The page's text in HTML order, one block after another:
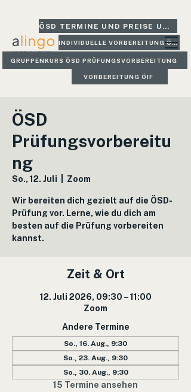
ÖSD TERMINE UND PREISE UND GLEICH BUCHEN
INDIVIDUELLE VORBEREITUNG ÖSD
GRUPPENKURS ÖSD PRÜFUNGSVORBEREITUNG
VORBEREITUNG ÖIF
ÖSD
Prüfungsvorbereitu
ng
So., 12. Juli Zoom
Wir bereiten dich gezielt auf die ÖSD-
Prüfung vor. Lerne, wie du dich am
besten auf die Prüfung vorbereiten
kannst.
Zeit & Ort
12. Juli 2026, 09:30 – 11:00
Zoom
Andere Termine
So., 16. Aug., 9:30
So., 23. Aug., 9:30
So., 30. Aug., 9:30
15 Termine ansehen